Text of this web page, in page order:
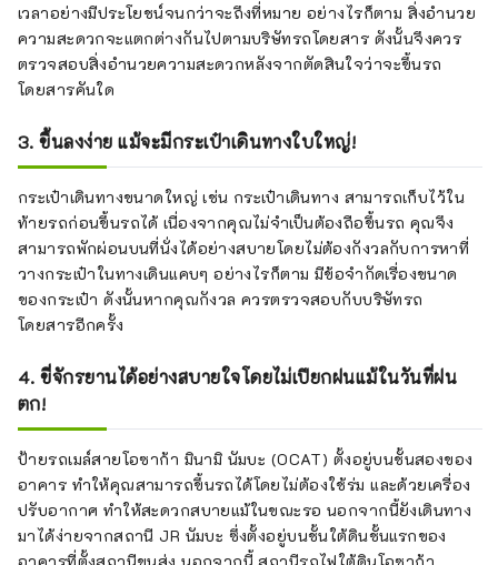
เวลาอย่างมีประโยชน์จนกว่าจะถึงที่หมาย อย่างไรก็ตาม สิ่งอำนวย
ความสะดวกจะแตกต่างกันไปตามบริษัทรถโดยสาร ดังนั้นจึงควร
ตรวจสอบสิ่งอำนวยความสะดวกหลังจากตัดสินใจว่าจะขึ้นรถ
โดยสารคันใด
3. ขึ้นลงง่าย แม้จะมีกระเป๋าเดินทางใบใหญ่!
กระเป๋าเดินทางขนาดใหญ่ เช่น กระเป๋าเดินทาง สามารถเก็บไว้ใน
ท้ายรถก่อนขึ้นรถได้ เนื่องจากคุณไม่จำเป็นต้องถือขึ้นรถ คุณจึง
สามารถพักผ่อนบนที่นั่งได้อย่างสบายโดยไม่ต้องกังวลกับการหาที่
วางกระเป๋าในทางเดินแคบๆ อย่างไรก็ตาม มีข้อจำกัดเรื่องขนาด
ของกระเป๋า ดังนั้นหากคุณกังวล ควรตรวจสอบกับบริษัทรถ
โดยสารอีกครั้ง
4. ขี่จักรยานได้อย่างสบายใจโดยไม่เปียกฝนแม้ในวันที่ฝน
ตก!
ป้ายรถเมล์สายโอซาก้า มินามิ นัมบะ (OCAT) ตั้งอยู่บนชั้นสองของ
อาคาร ทำให้คุณสามารถขึ้นรถได้โดยไม่ต้องใช้ร่ม และด้วยเครื่อง
ปรับอากาศ ทำให้สะดวกสบายแม้ในขณะรอ นอกจากนี้ยังเดินทาง
มาได้ง่ายจากสถานี JR นัมบะ ซึ่งตั้งอยู่บนชั้นใต้ดินชั้นแรกของ